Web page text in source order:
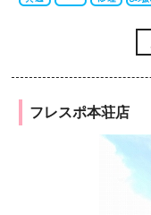
フレスポ本荘店